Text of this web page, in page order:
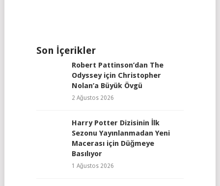
Son İçerikler
Robert Pattinson’dan The
Odyssey için Christopher
Nolan’a Büyük Övgü
2 Ağustos 2026
Harry Potter Dizisinin İlk
Sezonu Yayınlanmadan Yeni
Macerası için Düğmeye
Basılıyor
1 Ağustos 2026